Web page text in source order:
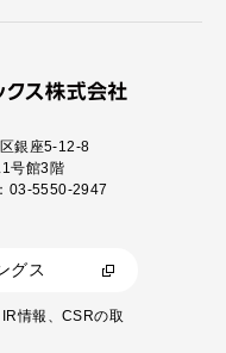
銀座5-12-8
号館3階
03-5550-2947
グス
情報、CSRの取